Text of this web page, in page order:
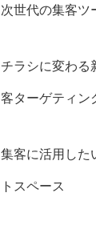
次世代の集客ツ
チラシに変わる
客ターゲティン
集客に活用した
トスペース